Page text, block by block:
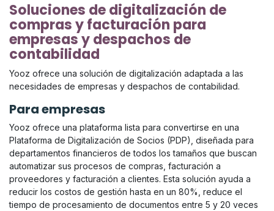
Soluciones de digitalización de
compras y facturación para
empresas y despachos de
contabilidad
Yooz ofrece una solución de digitalización adaptada a las
necesidades de empresas y despachos de contabilidad.
Para empresas
Yooz ofrece una plataforma lista para convertirse en una
Plataforma de Digitalización de Socios (PDP), diseñada para
departamentos financieros de todos los tamaños que buscan
automatizar sus procesos de compras, facturación a
proveedores y facturación a clientes. Esta solución ayuda a
reducir los costos de gestión hasta en un 80%, reduce el
tiempo de procesamiento de documentos entre 5 y 20 veces